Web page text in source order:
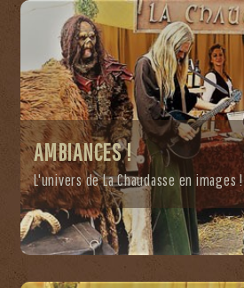
AMBIANCES !
L'univers de La Chaudasse en images !